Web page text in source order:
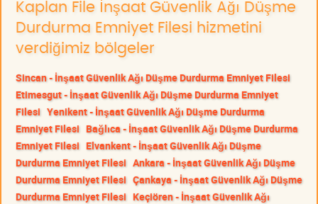
Kaplan File İnşaat Güvenlik Ağı Düşme
Durdurma Emniyet Filesi hizmetini
verdiğimiz bölgeler
Sincan - İnşaat Güvenlik Ağı Düşme Durdurma Emniyet Filesi
Etimesgut - İnşaat Güvenlik Ağı Düşme Durdurma Emniyet
Filesi Yenikent - İnşaat Güvenlik Ağı Düşme Durdurma
Emniyet Filesi Bağlıca - İnşaat Güvenlik Ağı Düşme Durdurma
Emniyet Filesi Elvankent - İnşaat Güvenlik Ağı Düşme
Durdurma Emniyet Filesi Ankara - İnşaat Güvenlik Ağı Düşme
Durdurma Emniyet Filesi Çankaya - İnşaat Güvenlik Ağı Düşme
Durdurma Emniyet Filesi Keçiören - İnşaat Güvenlik Ağı